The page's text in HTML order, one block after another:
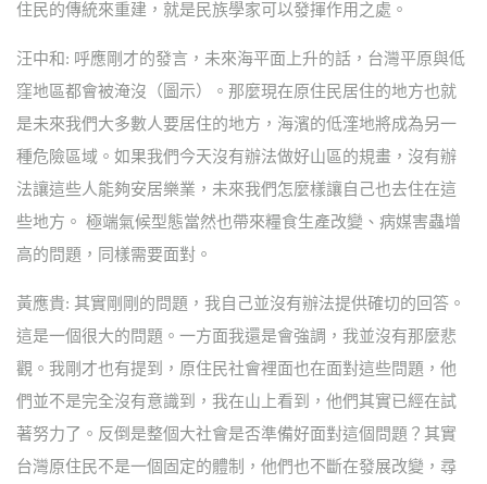
住民的傳統來重建，就是民族學家可以發揮作用之處。
汪中和: 呼應剛才的發言，未來海平面上升的話，台灣平原與低
窪地區都會被淹沒（圖示）。那麼現在原住民居住的地方也就
是未來我們大多數人要居住的地方，海濱的低漥地將成為另一
種危險區域。如果我們今天沒有辦法做好山區的規畫，沒有辦
法讓這些人能夠安居樂業，未來我們怎麼樣讓自己也去住在這
些地方。 極端氣候型態當然也帶來糧食生產改變、病媒害蟲增
高的問題，同樣需要面對。
黃應貴: 其實剛剛的問題，我自己並沒有辦法提供確切的回答。
這是一個很大的問題。一方面我還是會強調，我並沒有那麼悲
觀。我剛才也有提到，原住民社會裡面也在面對這些問題，他
們並不是完全沒有意識到，我在山上看到，他們其實已經在試
著努力了。反倒是整個大社會是否準備好面對這個問題？其實
台灣原住民不是一個固定的體制，他們也不斷在發展改變，尋